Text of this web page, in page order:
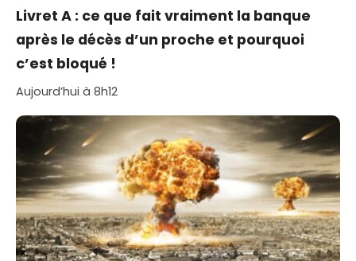
Livret A : ce que fait vraiment la banque
après le décès d’un proche et pourquoi
c’est bloqué !
Aujourd’hui à 8h12